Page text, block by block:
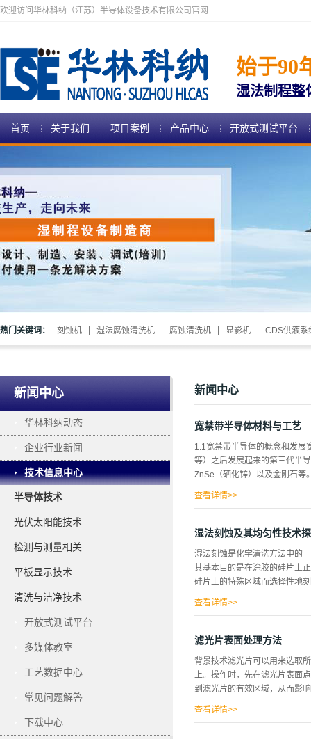
欢迎访问华林科纳（江苏）半导体设备技术有限公司官网
始于90
湿法制程整
首页 关于我们 项目案例 产品中心 开放式测试平台
热门关键词： 刻蚀机 湿法腐蚀清洗机 腐蚀清洗机 显影机 CDS供液系
新闻中心
华林科纳动态
企业行业新闻
技术信息中心
半导体技术
光伏太阳能技术
检测与测量相关
平板显示技术
清洗与洁净技术
开放式测试平台
多媒体教室
工艺数据中心
常见问题解答
下载中心
新闻中心
宽禁带半导体材料与工艺
1.1宽禁带半导体的概念和发展
等）之后发展起来的第三代半
ZnSe（硒化锌）以及金刚石等
和SiC，它的热导率和击穿电
2eV的半导体称为宽禁带半导
高频、大功率、光电子及抗辐
SiC和GaN，其中SiC的发展更
大于Si和GaAs，相应的本征载
查看详情>>
湿法刻蚀及其均匀性技术
湿法刻蚀是化学清洗方法中的
其基本目的是在涂胶的硅片上
硅片上的特殊区域而选择性地
方面仍然起着重要的作用。与
覆盖的晶片部分分解，然后转
这种刻蚀技术主要是借助腐蚀
率和良好的刻蚀选择比。1.2
产物离开刻蚀表面扩散到溶液
行速率就是反应速率...
查看详情>>
滤光片表面处理方法
背景技术滤光片可以用来选取
上。操作时，先在滤光片表面
到滤光片的有效区域，从而影
查看详情>>